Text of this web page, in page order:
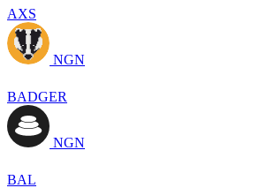
AXS
NGN
BADGER
NGN
BAL